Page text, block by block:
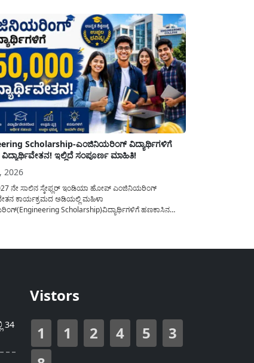
Scholarship-ಎಂಜಿನಿಯರಿಂಗ್ ವಿದ್ಯಾರ್ಥಿಗಳಿಗೆ
ವಿದ್ಯಾರ್ಥಿವೇತನ! ಇಲ್ಲಿದೆ ಸಂಪೂರ್ಣ ಮಾಹಿತಿ!
2026
ನೇ ಸಾಲಿನ ಸ್ಕೇಫ್ಲರ್ ಇಂಡಿಯಾ ಹೋಪ್ ಎಂಜಿನಿಯರಿಂಗ್
ಕಾರ್ಯಕ್ರಮದ ಅಡಿಯಲ್ಲಿ ಮಹಿಳಾ
Scholarship)ವಿದ್ಯಾರ್ಥಿಗಳಿಗೆ ಹಣಕಾಸಿನ
34
Vistors
1
1 2 4 5
3